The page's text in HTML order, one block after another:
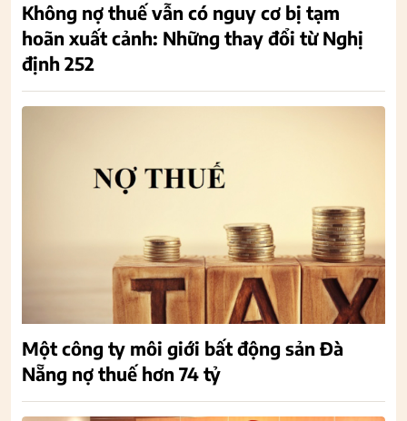
Không nợ thuế vẫn có nguy cơ bị tạm
hoãn xuất cảnh: Những thay đổi từ Nghị
định 252
Một công ty môi giới bất động sản Đà
Nẵng nợ thuế hơn 74 tỷ